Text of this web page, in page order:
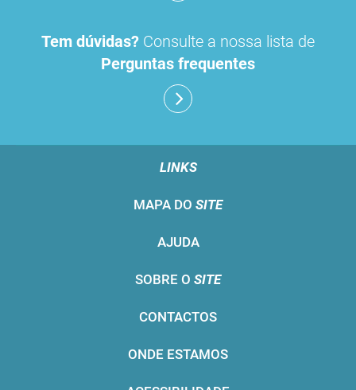
Tem dúvidas? Consulte a nossa lista de
Perguntas frequentes
LINKS
MAPA DO SITE
AJUDA
SOBRE O SITE
CONTACTOS
ONDE ESTAMOS